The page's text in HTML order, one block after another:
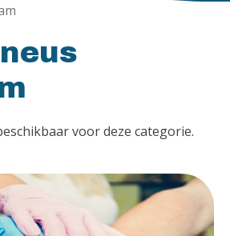
voor deze categorie.